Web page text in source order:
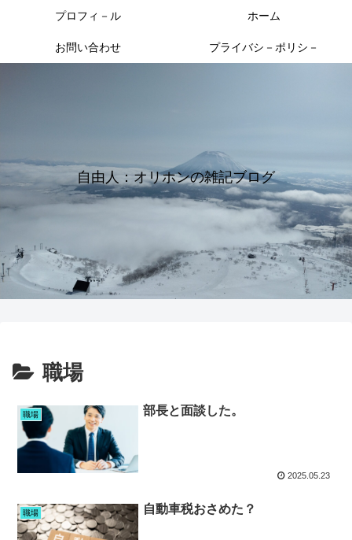
自由人：オリホンの雑記ブログ
プロフィ－ル ホーム
お問い合わせ プライバシ－ポリシ－
職場
職場 部長と面談した。
2025.05.23
職場 自動車税おさめた？